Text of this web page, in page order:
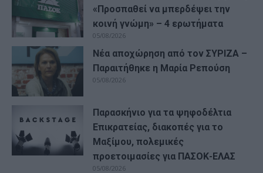
«Προσπαθεί να μπερδέψει την
κοινή γνώμη» – 4 ερωτήματα
05/08/2026
Νέα αποχώρηση από τον ΣΥΡΙΖΑ –
Παραιτήθηκε η Μαρία Ρεπούση
05/08/2026
Παρασκήνιο για τα ψηφοδέλτια
Επικρατείας, διακοπές για το
Μαξίμου, πολεμικές
προετοιμασίες για ΠΑΣΟΚ-ΕΛΑΣ
05/08/2026